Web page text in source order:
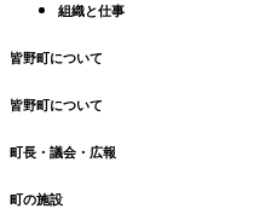
組織と仕事
皆野町について
皆野町について
町長・議会・広報
町の施設